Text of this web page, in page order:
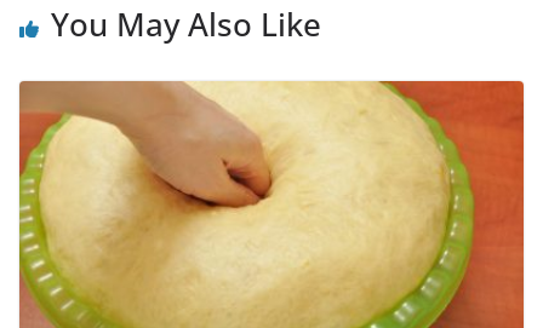
You May Also Like